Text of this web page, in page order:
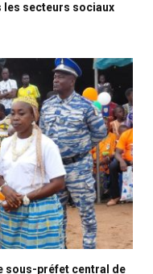
les secteurs sociaux
sous-préfet central de